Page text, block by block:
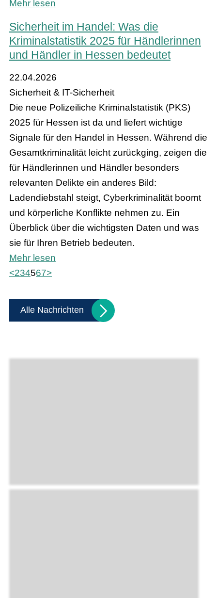
Mehr lesen
Sicherheit im Handel: Was die
Kriminalstatistik 2025 für Händlerinnen
und Händler in Hessen bedeutet
22.04.2026
Sicherheit & IT-Sicherheit
Die neue Polizeiliche Kriminalstatistik (PKS)
2025 für Hessen ist da und liefert wichtige
Signale für den Handel in Hessen. Während die
Gesamtkriminalität leicht zurückging, zeigen die
für Händlerinnen und Händler besonders
relevanten Delikte ein anderes Bild:
Ladendiebstahl steigt, Cyberkriminalität boomt
und körperliche Konflikte nehmen zu. Ein
Überblick über die wichtigsten Daten und was
sie für Ihren Betrieb bedeuten.
Mehr lesen
<234567>
Alle Nachrichten